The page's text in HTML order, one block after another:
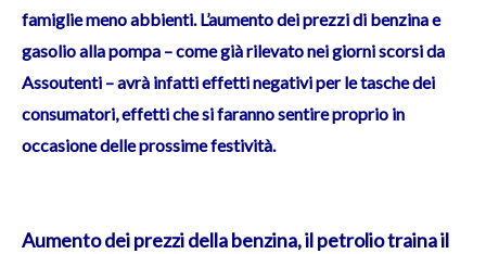
famiglie meno abbienti. L’aumento dei prezzi di benzina e
gasolio alla pompa – come già rilevato nei giorni scorsi da
Assoutenti – avrà infatti effetti negativi per le tasche dei
consumatori, effetti che si faranno sentire proprio in
occasione delle prossime festività.
Aumento dei prezzi della benzina, il petrolio traina il